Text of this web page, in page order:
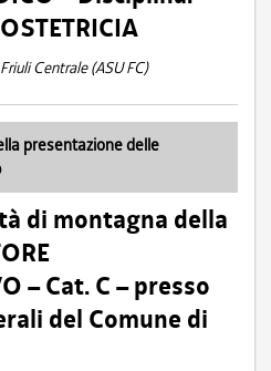
Centrale (ASU FC)
presentazione delle
di montagna della
– Cat. C – presso
del Comune di